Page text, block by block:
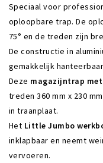
Speciaal voor
oploopbare trap. De
75° en de treden zijn
De constructie in
gemakkelijk
Deze magazijntrap met
treden 360 mm x 230
in traanplaat.
Het Little Jumbo
inklapbaar en neemt
vervoeren.